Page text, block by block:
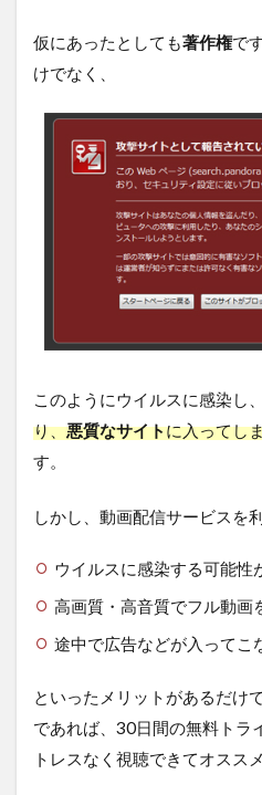
仮にあったとしても著作権で
けでなく、
このようにウイルスに感染し、
り、悪質なサイトに入ってし
す。
しかし、動画配信サービスを
ウイルスに感染する可能性
高画質・高音質でフル動画
途中で広告などが入ってこ
といったメリットがあるだけ
であれば、30日間の無料トラ
トレスなく視聴できてオスス